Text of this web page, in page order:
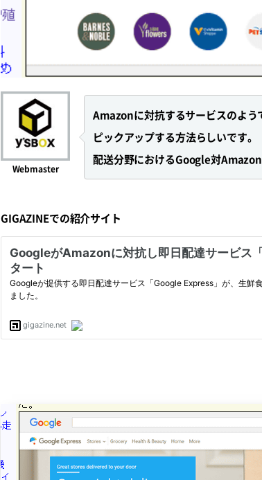
Webmaster
Amazonに対抗するサービスのよ
ピックアップする方法らしいです。
配送分野におけるGoogle対
GIGAZINEでの紹介サイト